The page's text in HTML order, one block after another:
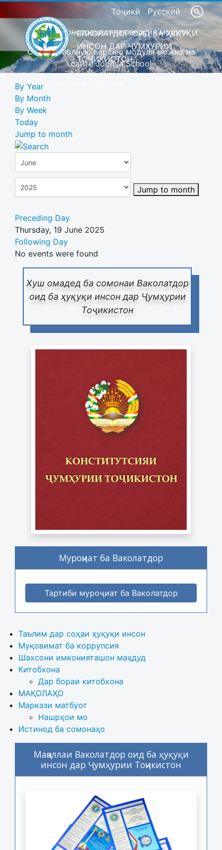
Тоҷикӣ Русский
Это демонстрационная версия модуля
Скачать полную версию модуля можно на
сайте Joomla School
Барои шахсони сустбин
ВАКОЛАТДОР ОИД БА ҲУҚУҚИ
ИНСОН ДАР ҶУМҲУРИИ
ТОҶИКИСТОН
Хуш омадед ба сомонаи Ваколатдор
оид ба ҳуқуқи инсон дар Ҷумҳурии
Тоҷикистон
Муроҷиат ба Ваколатдор
Тартиби муроҷиат ба Ваколатдор
Таълим дар соҳаи ҳуқуқи инсон
Муқовимат ба коррупсия
Шахсони имконияташон маҳдуд
Китобхона
Дар бораи китобхона
МАҚОЛАҲО
Маркази матбуот
Нашрҳои мо
Истинод ба сомонаҳо
Маҷаллаи Ваколатдор оид ба ҳуқуқи
инсон дар Ҷумҳурии Тоҷикистон
By Year
By Month
By Week
Today
Jump to month
Jump to month
Preceding Day
Thursday, 19 June 2025
Following Day
No events were found